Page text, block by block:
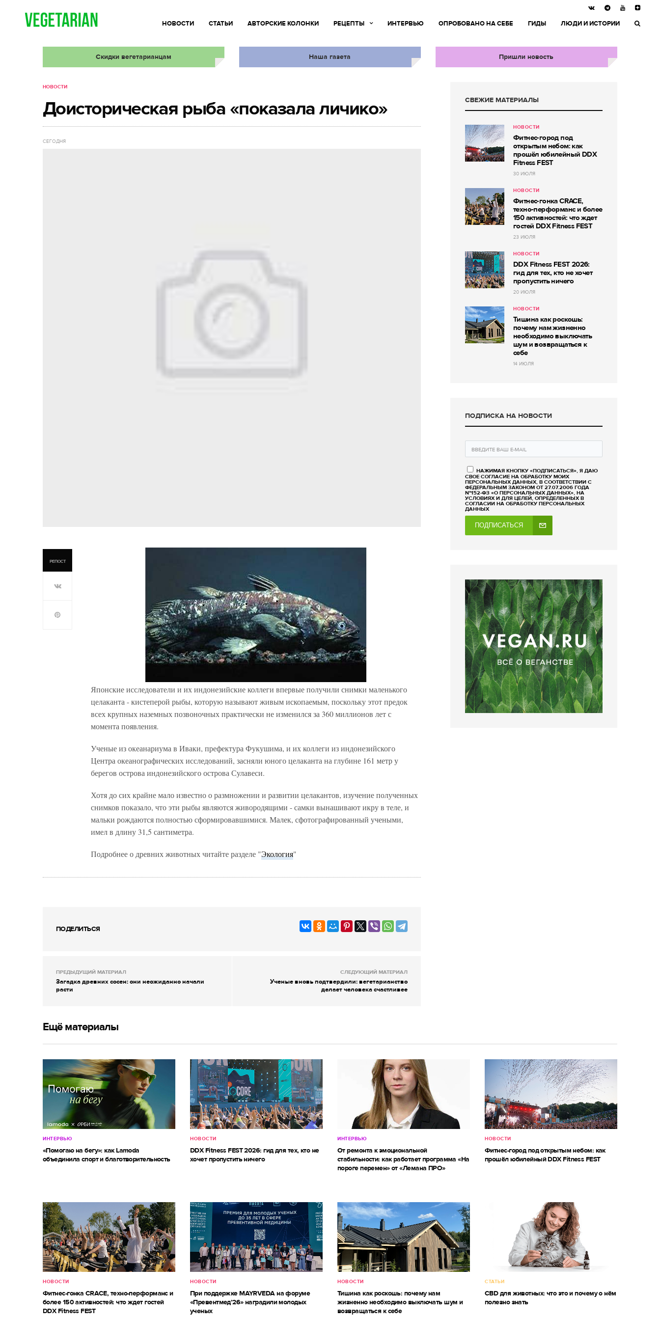
НОВОСТИ СТАТЬИ АВТОРСКИЕ КОЛОНКИ РЕЦЕПТЫ ИНТЕРВЬЮ ОПРОБОВАНО НА СЕБЕ ГИДЫ ЛЮДИ И ИСТОРИИ
Скидки вегетарианцам Наша газета Пришли новость
НОВОСТИ
Доисторическая рыба «показала личико»
СЕГОДНЯ
РЕПОСТ
Японские исследователи и их индонезийские коллеги впервые получили снимки маленького
целаканта - кистеперой рыбы, которую называют живым ископаемым, поскольку этот предок
всех крупных наземных позвоночных практически не изменился за 360 миллионов лет с
момента появления.
Ученые из океанариума в Иваки, префектура Фукушима, и их коллеги из индонезийского
Центра океанографических исследований, засняли юного целаканта на глубине 161 метр у
берегов острова индонезийского острова Сулавеси.
Хотя до сих крайне мало известно о размножении и развитии целакантов, изучение полученных
снимков показало, что эти рыбы являются живородящими - самки вынашивают икру в теле, и
мальки рождаются полностью сформировавшимися. Малек, сфотографированный учеными,
имел в длину 31,5 сантиметра.
Подробнее о древних животных читайте разделе "Экология"
ПОДЕЛИТЬСЯ
ПРЕДЫДУЩИЙ МАТЕРИАЛ
Загадка древних сосен: они неожиданно начали
расти
СЛЕДУЮЩИЙ МАТЕРИАЛ
Ученые вновь подтвердили: вегетарианство
делает человека счастливее
СВЕЖИЕ МАТЕРИАЛЫ
НОВОСТИ
Фитнес-город под
открытым небом: как
прошёл юбилейный DDX
Fitness FEST
30 ИЮЛЯ
НОВОСТИ
Фитнес-гонка CRACE,
техно-перформанс и более
150 активностей: что ждет
гостей DDX Fitness FEST
23 ИЮЛЯ
НОВОСТИ
DDX Fitness FEST 2026:
гид для тех, кто не хочет
пропустить ничего
20 ИЮЛЯ
НОВОСТИ
Тишина как роскошь:
почему нам жизненно
необходимо выключать
шум и возвращаться к
себе
14 ИЮЛЯ
ПОДПИСКА НА НОВОСТИ
НАЖИМАЯ КНОПКУ «ПОДПИСАТЬСЯ», Я ДАЮ
СВОЕ СОГЛАСИЕ НА ОБРАБОТКУ МОИХ
ПЕРСОНАЛЬНЫХ ДАННЫХ, В СООТВЕТСТВИИ С
ФЕДЕРАЛЬНЫМ ЗАКОНОМ ОТ 27.07.2006 ГОДА
№152-ФЗ «О ПЕРСОНАЛЬНЫХ ДАННЫХ», НА
УСЛОВИЯХ И ДЛЯ ЦЕЛЕЙ, ОПРЕДЕЛЕННЫХ В
СОГЛАСИИ НА ОБРАБОТКУ ПЕРСОНАЛЬНЫХ
ДАННЫХ
ПОДПИСАТЬСЯ
Ещё материалы
ИНТЕРВЬЮ
«Помогаю на бегу»: как Lamoda
объединила спорт и благотворительность
НОВОСТИ
DDX Fitness FEST 2026: гид для тех, кто не
хочет пропустить ничего
ИНТЕРВЬЮ
От ремонта к эмоциональной
стабильности: как работает программа «На
пороге перемен» от «Лемана ПРО»
НОВОСТИ
Фитнес-город под открытым небом: как
прошёл юбилейный DDX Fitness FEST
НОВОСТИ
Фитнес-гонка CRACE, техно-перформанс и
более 150 активностей: что ждет гостей
DDX Fitness FEST
НОВОСТИ
При поддержке MAYRVEDA на форуме
«Превентмед’26» наградили молодых
ученых
НОВОСТИ
Тишина как роскошь: почему нам
жизненно необходимо выключать шум и
возвращаться к себе
СТАТЬИ
CBD для животных: что это и почему о нём
полезно знать